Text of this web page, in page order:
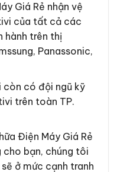
Giá Rẻ nhận vệ
của tất cả các
hành trên thị
Panassonic,
còn có đội ngũ kỹ
trên toàn TP.
Điện Máy Giá Rẻ
cho bạn, chúng tôi
ở mức cạnh tranh